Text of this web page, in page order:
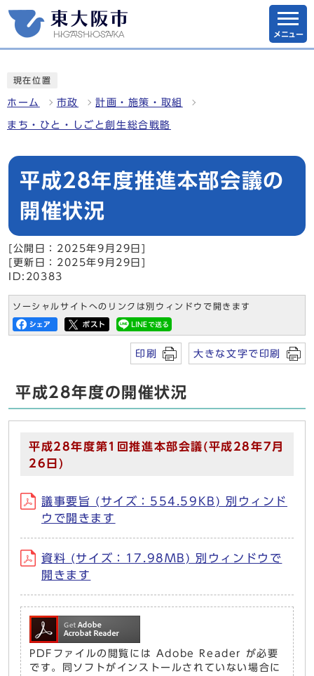
メニュー
現在位置
ホーム 市政 計画・施策・取組
まち・ひと・しごと創生総合戦略
平成28年度推進本部会議の
開催状況
[公開日：2025年9月29日]
[更新日：2025年9月29日]
ID:20383
ソーシャルサイトへのリンクは別ウィンドウで開きます
印刷 大きな文字で印刷
平成28年度の開催状況
平成28年度第1回推進本部会議(平成28年7月
26日)
議事要旨 (サイズ：554.59KB) 別ウィンド
ウで開きます
資料 (サイズ：17.98MB) 別ウィンドウで
開きます
PDFファイルの閲覧には Adobe Reader が必要
です。同ソフトがインストールされていない場合に